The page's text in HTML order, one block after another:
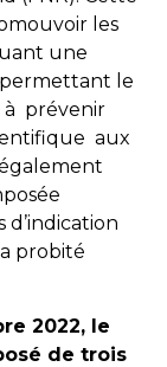
les
une
le
prévenir
aux
d’indication
probité
2022, le
de trois